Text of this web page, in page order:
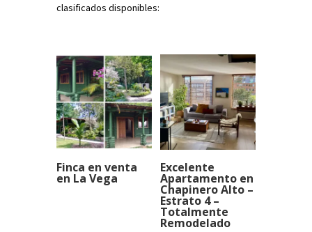
clasificados disponibles:
Finca en venta
en La Vega
Excelente
Apartamento en
Chapinero Alto –
Estrato 4 –
Totalmente
Remodelado